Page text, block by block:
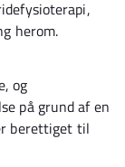
herom.
og
på grund af en
berettiget til